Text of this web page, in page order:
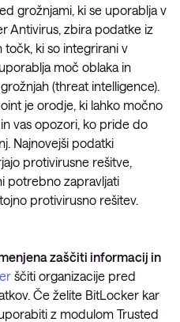
grožnjami, ki se uporablja v
Antivirus, zbira podatke iz
ki so integrirani v
moč oblaka in
(threat intelligence).
je orodje, ki lahko močno
vas opozori, ko pride do
Najnovejši podatki
protivirusne rešitve,
potrebno zapravljati
protivirusno rešitev.
zaščiti informacij in
ščiti organizacije pred
Če želite BitLocker kar
z modulom Trusted